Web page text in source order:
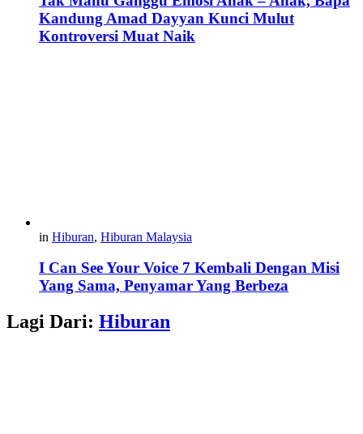
Kandung Amad Dayyan Kunci Mulut
Kontroversi Muat Naik
in Hiburan, Hiburan Malaysia
I Can See Your Voice 7 Kembali Dengan Misi
Yang Sama, Penyamar Yang Berbeza
Lagi Dari: Hiburan